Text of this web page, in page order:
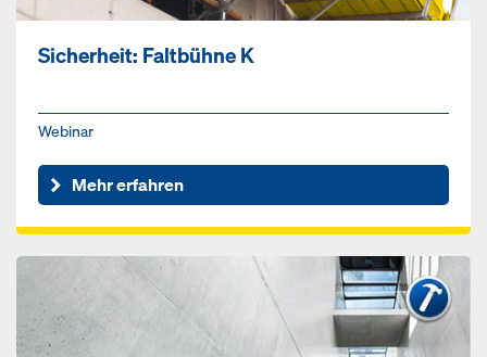
Sicherheit: Faltbühne K
Webinar
Mehr erfahren